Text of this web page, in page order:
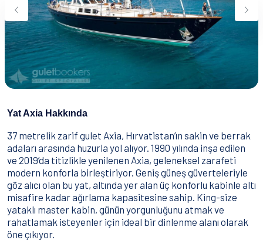
Yeme & İçme
Nasıl Rezervasyon Yapılır?
Şartlar & Koşullar
İletişim
Yat Axia Hakkında
37 metrelik zarif gulet Axia, Hırvatistan’ın sakin ve berrak
adaları arasında huzurla yol alıyor. 1990 yılında inşa edilen
ve 2019’da titizlikle yenilenen Axia, geleneksel zarafeti
modern konforla birleştiriyor. Geniş güneş güverteleriyle
göz alıcı olan bu yat, altında yer alan üç konforlu kabinle altı
misafire kadar ağırlama kapasitesine sahip. King-size
yataklı master kabin, günün yorgunluğunu atmak ve
rahatlamak isteyenler için ideal bir dinlenme alanı olarak
öne çıkıyor.